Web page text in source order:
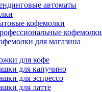
автоматы
кофемолки
кофемолки
для магазина
для кофе
для капучино
для эспрессо
для латте